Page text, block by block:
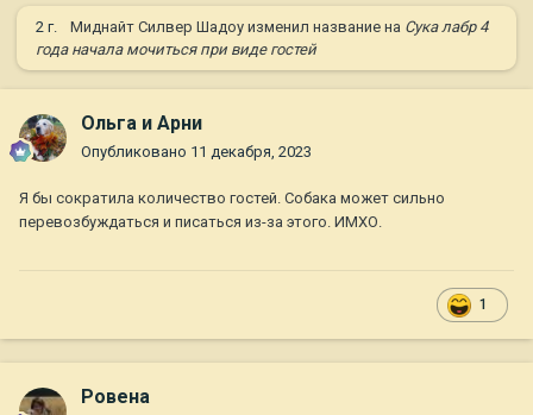
2 г. Миднайт Силвер Шадоу изменил название на Сука лабр 4
года начала мочиться при виде гостей
Ольга и Арни
Опубликовано 11 декабря, 2023
Я бы сократила количество гостей. Собака может сильно
перевозбуждаться и писаться из-за этого. ИМХО.
1
Ровена